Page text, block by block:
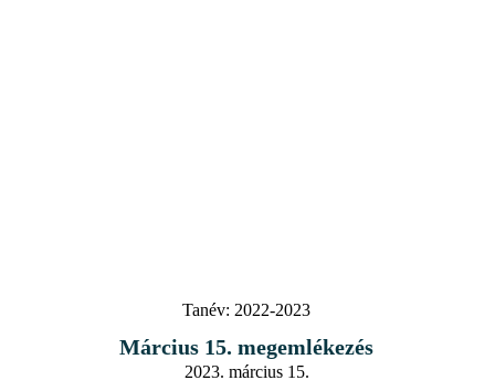
Tanév: 2022-2023
Március 15. megemlékezés
2023. március 15.